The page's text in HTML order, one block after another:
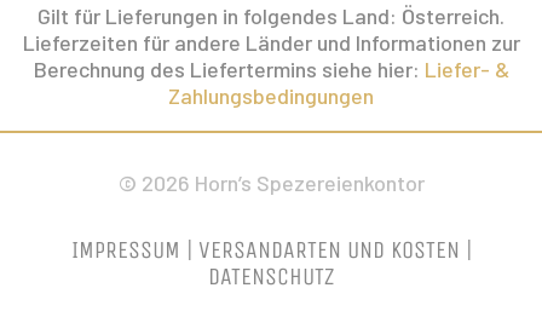
Gilt für Lieferungen in folgendes Land: Österreich.
Lieferzeiten für andere Länder und Informationen zur
Berechnung des Liefertermins siehe hier: Liefer- &
Zahlungsbedingungen
© 2026 Horn’s Spezereienkontor
IMPRESSUM VERSANDARTEN UND KOSTEN
DATENSCHUTZ